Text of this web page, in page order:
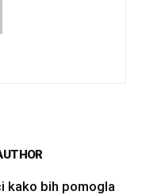
kako bih pomogla